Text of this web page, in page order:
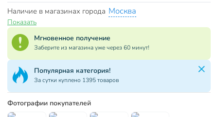
Наличие в магазинах города Москва
Показать
Мгновенное получение
Заберите из магазина уже через 60 минут!
Популярная категория!
За сутки куплено 1395 товаров
Фотографии покупателей